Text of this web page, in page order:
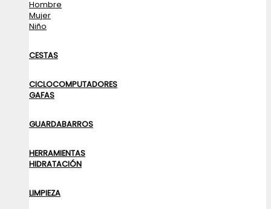
Hombre
Mujer
Niño
CESTAS
CICLOCOMPUTADORES
GAFAS
GUARDABARROS
HERRAMIENTAS
HIDRATACIÓN
LIMPIEZA